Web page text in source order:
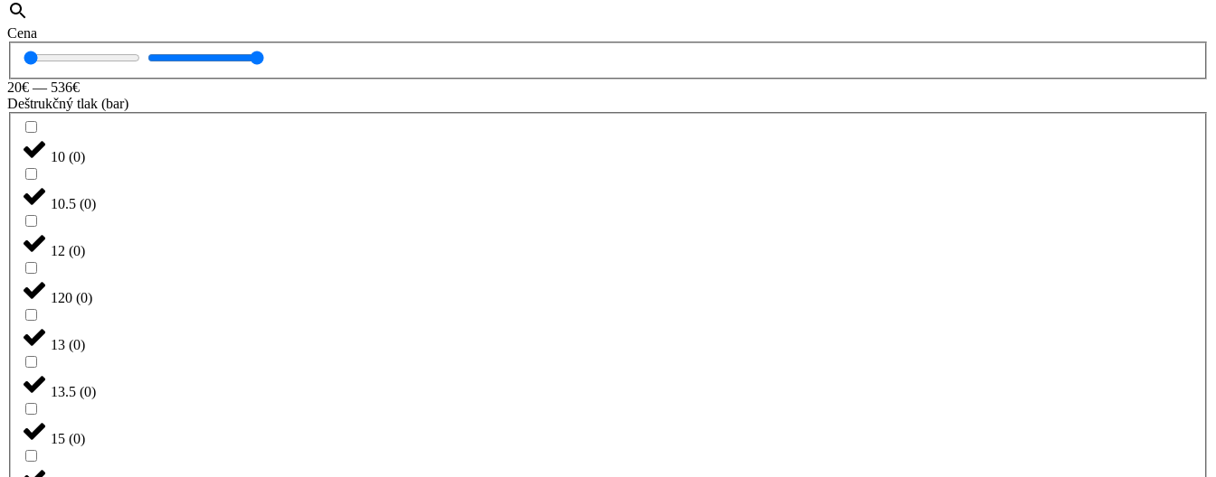
Cena
20€ — 536€
Deštrukčný tlak (bar)
10 (0)
10.5 (0)
12 (0)
120 (0)
13 (0)
13.5 (0)
15 (0)